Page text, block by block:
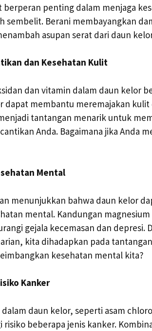
berperan penting dalam menjaga
sembelit. Berani membayangkan
asupan serat dari daun
dan Kesehatan Kulit
dan vitamin dalam daun kelor
dapat membantu meremajakan
tantangan menarik untuk
Anda. Bagaimana jika Anda
Mental
menunjukkan bahwa daun kelor
mental. Kandungan
gejala kecemasan dan depresi.
kita dihadapkan pada
kesehatan mental kita?
Kanker
dalam daun kelor, seperti asam
beberapa jenis kanker.